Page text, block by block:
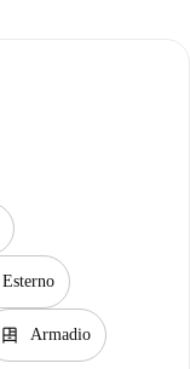
Esterno
dresser Armadio